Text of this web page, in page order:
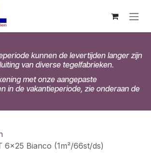
kunnen de levertijden langer zijn
van diverse tegelfabrieken.
met onze aangepaste
in de vakantieperiode, zie onderaan de
6x25 Bianco (1m²/66st/ds)